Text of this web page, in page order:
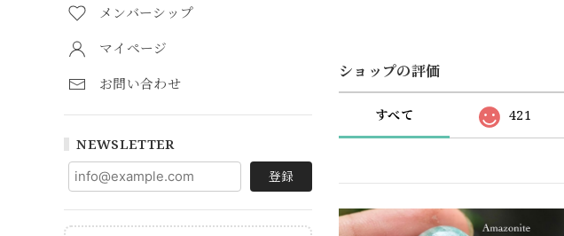
メンバーシップ
マイページ
お問い合わせ
NEWSLETTER
登録
ショップの評価
すべて 421